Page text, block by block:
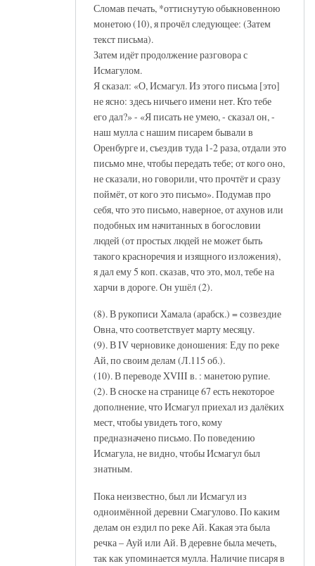
Сломав печать, *оттиснутую обыкновенною
монетою (10), я прочёл следующее: (Затем
текст письма).
Затем идёт продолжение разговора с
Исмагулом.
Я сказал: «О, Исмагул. Из этого письма [это]
не ясно: здесь ничьего имени нет. Кто тебе
его дал?» - «Я писать не умею, - сказал он, -
наш мулла с нашим писарем бывали в
Оренбурге и, съездив туда 1-2 раза, отдали это
письмо мне, чтобы передать тебе; от кого оно,
не сказали, но говорили, что прочтёт и сразу
поймёт, от кого это письмо». Подумав про
себя, что это письмо, наверное, от ахунов или
подобных им начитанных в богословии
людей (от простых людей не может быть
такого красноречия и изящного изложения),
я дал ему 5 коп. сказав, что это, мол, тебе на
харчи в дороге. Он ушёл (2).
(8). В рукописи Хамала (арабск.) = созвездие
Овна, что соответствует марту месяцу.
(9). В IV черновике доношения: Еду по реке
Ай, по своим делам (Л.115 об.).
(10). В переводе XVIII в. : манетою рупие.
(2). В сноске на странице 67 есть некоторое
дополнение, что Исмагул приехал из далёких
мест, чтобы увидеть того, кому
предназначено письмо. По поведению
Исмагула, не видно, чтобы Исмагул был
знатным.
Пока неизвестно, был ли Исмагул из
одноимённой деревни Смагулово. По каким
делам он ездил по реке Ай. Какая эта была
речка – Ауй или Ай. В деревне была мечеть,
так как упоминается мулла. Наличие писаря в